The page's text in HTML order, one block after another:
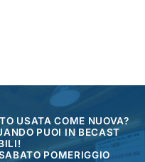
USATA COME NUOVA?
PUOI IN BECAST
POMERIGGIO